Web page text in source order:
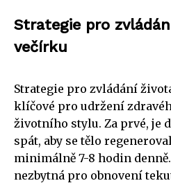
Strategie pro
večírku
Strategie pro zvládání
klíčové pro udržení
životního stylu. Za prvé, je
spát, aby se tělo
minimálně 7-8 hodin
nezbytná pro obnovení